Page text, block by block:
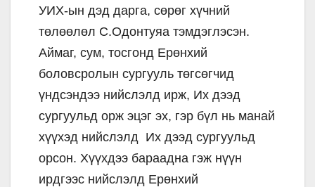
УИХ-ын дэд дарга, сөрөг хүчний
төлөөлөл С.Одонтуяа тэмдэглэсэн.
Аймаг, сум, тосгонд Ерөнхий
боловсролын сургууль төгсөгчид
үндсэндээ нийслэлд ирж, Их дээд
сургуульд орж эцэг эх, гэр бүл нь манай
хүүхэд нийслэлд Их дээд сургуульд
орсон. Хүүхдээ бараадна гэж нүүн
ирдгээс нийслэлд Ерөнхий